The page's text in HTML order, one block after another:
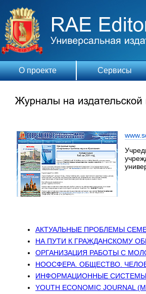
О проекте Сервисы
АКТУАЛЬНЫЕ ПРОБЛЕМЫ
НА ПУТИ К ГРАЖДАНСКОМУ
ОРГАНИЗАЦИЯ РАБОТЫ С
НООСФЕРА. ОБЩЕСТВО.
ИНФОРМАЦИОННЫЕ
YOUTH ECONOMIC